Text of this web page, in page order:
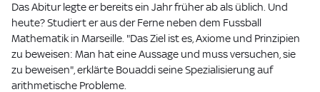
Das Abitur legte er bereits ein Jahr früher ab als üblich. Und
heute? Studiert er aus der Ferne neben dem Fussball
Mathematik in Marseille. "Das Ziel ist es, Axiome und Prinzipien
zu beweisen: Man hat eine Aussage und muss versuchen, sie
zu beweisen", erklärte Bouaddi seine Spezialisierung auf
arithmetische Probleme.